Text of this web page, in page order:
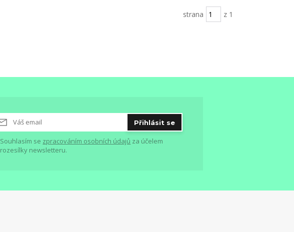
strana z 1
Přihlásit se
Souhlasím se zpracováním osobních údajů za účelem
rozesílky newsletteru.